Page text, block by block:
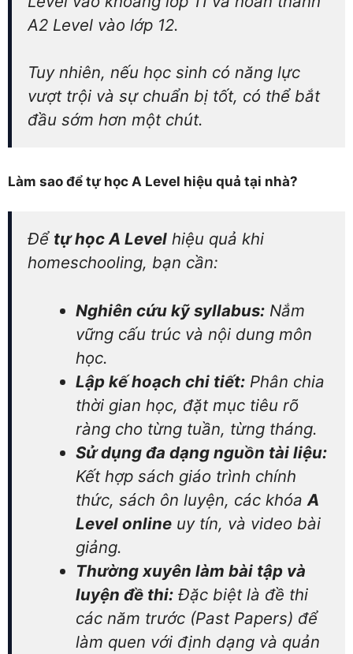
A2 Level vào lớp 12.
Tuy nhiên, nếu học sinh có năng lực
vượt trội và sự chuẩn bị tốt, có thể bắt
đầu sớm hơn một chút.
Làm sao để tự học A Level hiệu quả tại nhà?
Để tự học A Level hiệu quả khi
homeschooling, bạn cần:
Nghiên cứu kỹ syllabus: Nắm
vững cấu trúc và nội dung môn
học.
Lập kế hoạch chi tiết: Phân chia
thời gian học, đặt mục tiêu rõ
ràng cho từng tuần, từng tháng.
Sử dụng đa dạng nguồn tài liệu:
Kết hợp sách giáo trình chính
thức, sách ôn luyện, các khóaA
Level online uy tín, và video bài
giảng.
Thường xuyên làm bài tập và
luyện đề thi: Đặc biệt là đề thi
các năm trước (Past Papers) để
làm quen với định dạng và quản